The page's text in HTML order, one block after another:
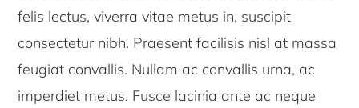
felis lectus, viverra vitae metus in, suscipit
consectetur nibh. Praesent facilisis nisl at massa
feugiat convallis. Nullam ac convallis urna, ac
imperdiet metus. Fusce lacinia ante ac neque